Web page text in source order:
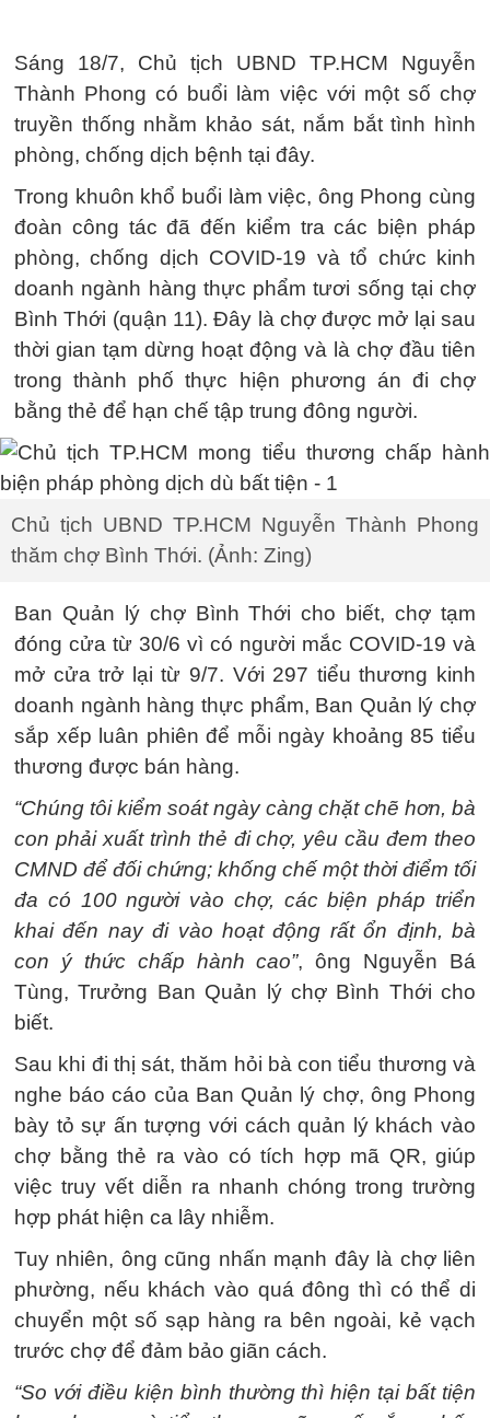
Sáng 18/7, Chủ tịch UBND TP.HCM Nguyễn
Thành Phong có buổi làm việc với một số chợ
truyền thống nhằm khảo sát, nắm bắt tình hình
phòng, chống dịch bệnh tại đây.
Trong khuôn khổ buổi làm việc, ông Phong cùng
đoàn công tác đã đến kiểm tra các biện pháp
phòng, chống dịch COVID-19 và tổ chức kinh
doanh ngành hàng thực phẩm tươi sống tại chợ
Bình Thới (quận 11). Đây là chợ được mở lại sau
thời gian tạm dừng hoạt động và là chợ đầu tiên
trong thành phố thực hiện phương án đi chợ
bằng thẻ để hạn chế tập trung đông người.
Chủ tịch UBND TP.HCM Nguyễn Thành Phong
thăm chợ Bình Thới. (Ảnh: Zing)
Ban Quản lý chợ Bình Thới cho biết, chợ tạm
đóng cửa từ 30/6 vì có người mắc COVID-19 và
mở cửa trở lại từ 9/7. Với 297 tiểu thương kinh
doanh ngành hàng thực phẩm, Ban Quản lý chợ
sắp xếp luân phiên để mỗi ngày khoảng 85 tiểu
thương được bán hàng.
“Chúng tôi kiểm soát ngày càng chặt chẽ hơn, bà
con phải xuất trình thẻ đi chợ, yêu cầu đem theo
CMND để đối chứng; khống chế một thời điểm tối
đa có 100 người vào chợ, các biện pháp triển
khai đến nay đi vào hoạt động rất ổn định, bà
con ý thức chấp hành cao”, ông Nguyễn Bá
Tùng, Trưởng Ban Quản lý chợ Bình Thới cho
biết.
Sau khi đi thị sát, thăm hỏi bà con tiểu thương và
nghe báo cáo của Ban Quản lý chợ, ông Phong
bày tỏ sự ấn tượng với cách quản lý khách vào
chợ bằng thẻ ra vào có tích hợp mã QR, giúp
việc truy vết diễn ra nhanh chóng trong trường
hợp phát hiện ca lây nhiễm.
Tuy nhiên, ông cũng nhấn mạnh đây là chợ liên
phường, nếu khách vào quá đông thì có thể di
chuyển một số sạp hàng ra bên ngoài, kẻ vạch
trước chợ để đảm bảo giãn cách.
“So với điều kiện bình thường thì hiện tại bất tiện